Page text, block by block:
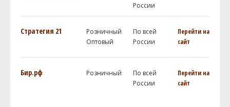
России
Стратегия 21
Розничный
Оптовый
По всей
России
Перейти на
сайт
Бир.рф Розничный
По всей
России
Перейти на
сайт